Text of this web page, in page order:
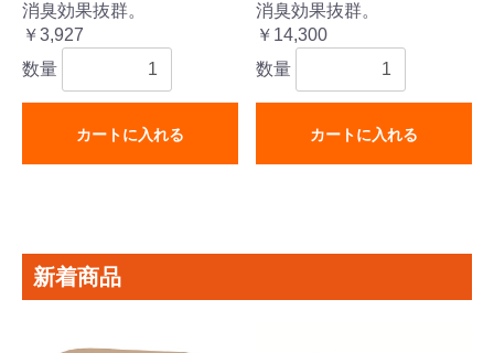
消臭効果抜群。
￥3,927
数量
カートに入れる
消臭効果抜群。
￥14,300
数量
カートに入れる
新着商品